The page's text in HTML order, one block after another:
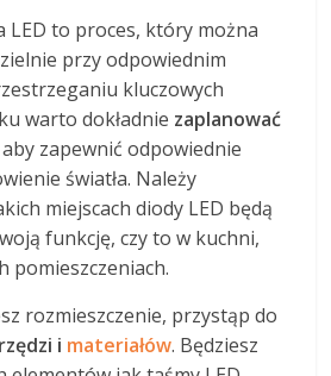
LED to proces, który można
przy odpowiednim
kluczowych
warto dokładnie zaplanować
aby zapewnić odpowiednie
światła. Należy
miejscach diody LED będą
funkcję, czy to w kuchni,
pomieszczeniach.
rozmieszczenie, przystąp do
i materiałów. Będziesz